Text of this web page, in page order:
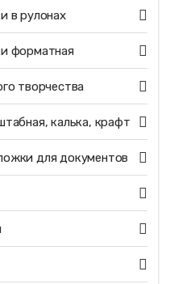
в рулонах
форматная
творчества
калька, крафт
для документов